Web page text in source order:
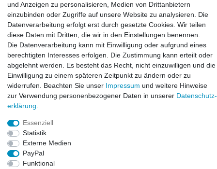
info@laxara.de
E-mail:
info@bluewater-armaturen.de
Öffnungszeiten:
Mo - Fr 10:00 - 12:00 Uhr
Mo - Fr 13:00 - 15:00 Uhr
© Copyright 2026. LAXARA
und Anzeigen zu personalisieren, Medien von Drittanbietern
einzubinden oder Zugriffe auf unsere Website zu analysieren. Die
Datenverarbeitung erfolgt erst durch gesetzte Cookies. Wir teilen
diese Daten mit Dritten, die wir in den Einstellungen benennen.
Die Datenverarbeitung kann mit Einwilligung oder aufgrund eines
berechtigten Interesses erfolgen. Die Zustimmung kann erteilt oder
abgelehnt werden. Es besteht das Recht, nicht einzuwilligen und die
Einwilligung zu einem späteren Zeitpunkt zu ändern oder zu
widerrufen. Beachten Sie unser Impressum und weitere Hinweise
zur Verwendung personenbezogener Daten in unserer Daten­schutz­
erklärung
Essenziell
Statistik
Externe Medien
PayPal
Funktional